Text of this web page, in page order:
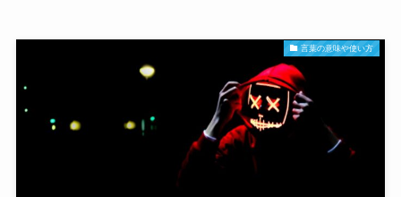
言葉の意味や使い方